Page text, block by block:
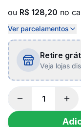
ou R$ 128,20 no
Ver parcelamentos
Retire
Veja lojas